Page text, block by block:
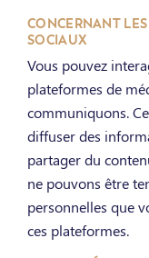
CONCERNANT
SOCIAUX
Vous pouvez
plateformes de
communiquons.
diffuser des
partager du
ne pouvons être
personnelles que
ces plateformes.